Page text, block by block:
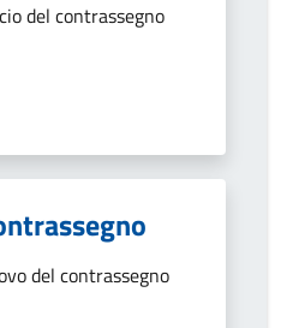
del contrassegno
del contrassegno